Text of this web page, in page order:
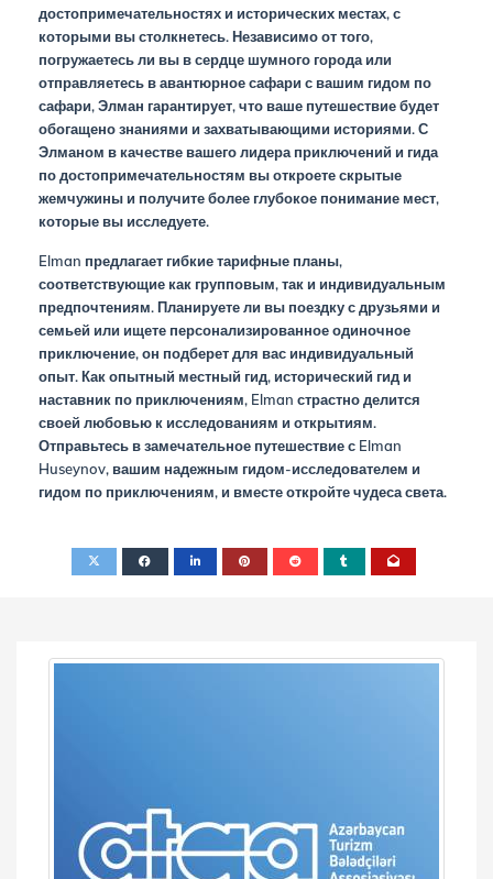
достопримечательностях и исторических местах, с
которыми вы столкнетесь. Независимо от того,
погружаетесь ли вы в сердце шумного города или
отправляетесь в авантюрное сафари с вашим гидом по
сафари, Элман гарантирует, что ваше путешествие будет
обогащено знаниями и захватывающими историями. С
Элманом в качестве вашего лидера приключений и гида
по достопримечательностям вы откроете скрытые
жемчужины и получите более глубокое понимание мест,
которые вы исследуете.
Elman предлагает гибкие тарифные планы,
соответствующие как групповым, так и индивидуальным
предпочтениям. Планируете ли вы поездку с друзьями и
семьей или ищете персонализированное одиночное
приключение, он подберет для вас индивидуальный
опыт. Как опытный местный гид, исторический гид и
наставник по приключениям, Elman страстно делится
своей любовью к исследованиям и открытиям.
Отправьтесь в замечательное путешествие с Elman
Huseynov, вашим надежным гидом-исследователем и
гидом по приключениям, и вместе откройте чудеса света.